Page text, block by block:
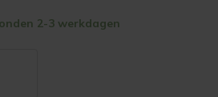
2-3 werkdagen